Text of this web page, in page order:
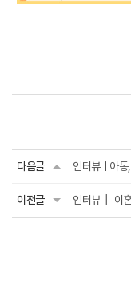
다음글 인터뷰ㅣ아
이전글